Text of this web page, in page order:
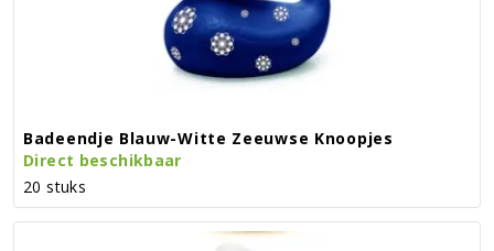
Badeendje Blauw-Witte Zeeuwse Knoopjes
Direct beschikbaar
20 stuks